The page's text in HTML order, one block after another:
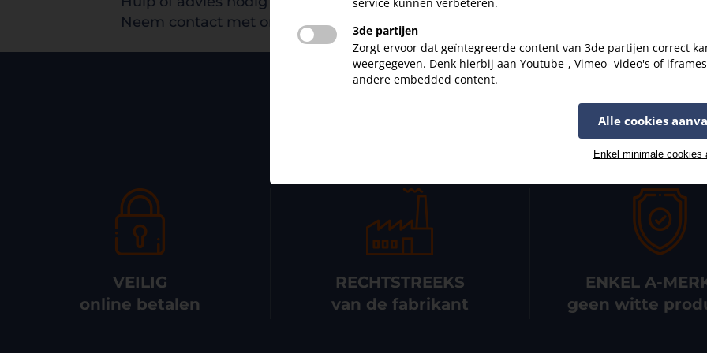
3de partijen
Zorgt ervoor dat geïntegreerde content van 3de partijen correct
weergegeven. Denk hierbij aan Youtube-, Vimeo- video's of
andere embedded content.
Alle cookies
Enkel minimale cookies
Neem contact met ons op en we helpen je graag verder.
Op onze service kan je
VEILIG
online betalen
RECHTSTREEKS
van de fabrikant
ENKEL A-
geen witte